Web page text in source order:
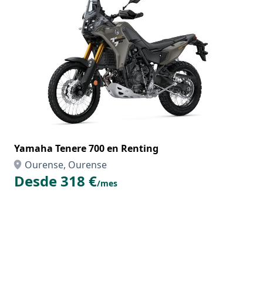
Yamaha Tenere 700 en Renting
Ourense, Ourense
Desde 318 €/mes